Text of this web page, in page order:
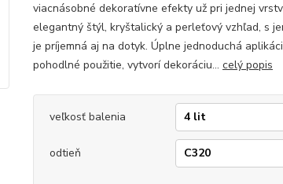
viacnásobné dekoratívne efekty už pri jednej
elegantný štýl, kryštalický a perleťový vzhľad, s
je príjemná aj na dotyk. Úplne jednoduchá
pohodlné použitie, vytvorí dekoráciu... celý popis
veľkosť balenia
odtieň